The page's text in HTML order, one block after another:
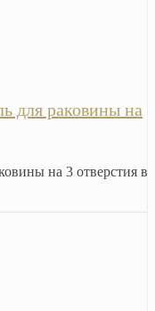
для раковины на
на 3 отверстия в